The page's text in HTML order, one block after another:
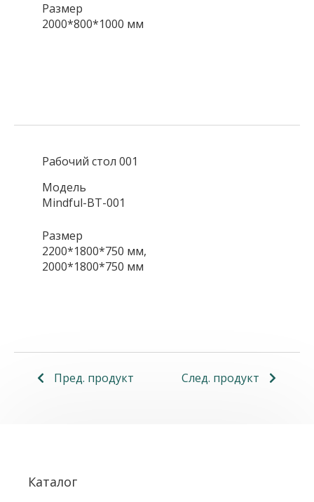
Размер
2000*800*1000 мм
Рабочий стол 001
Модель
Mindful-BT-001
Размер
2200*1800*750 мм,
2000*1800*750 мм
Пред. продукт След. продукт
Каталог